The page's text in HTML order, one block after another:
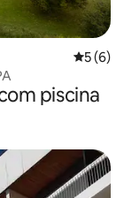
5 de
5 (6)
piscina